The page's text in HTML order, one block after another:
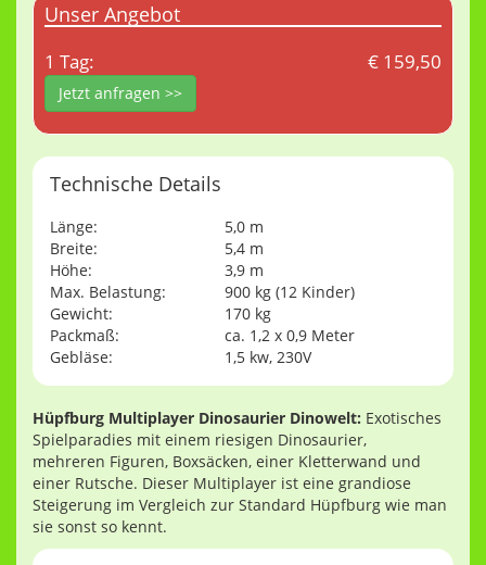
Unser Angebot
1 Tag: € 159,50
Jetzt anfragen >>
Technische Details
Länge:
5,0 m
Breite:
5,4 m
Höhe:
3,9 m
Max. Belastung:
900 kg (12 Kinder)
Gewicht:
170 kg
Packmaß:
ca. 1,2 x 0,9 Meter
Gebläse:
1,5 kw, 230V
Hüpfburg Multiplayer Dinosaurier Dinowelt: Exotisches
Spielparadies mit einem riesigen Dinosaurier,
mehreren Figuren, Boxsäcken, einer Kletterwand und
einer Rutsche. Dieser Multiplayer ist eine grandiose
Steigerung im Vergleich zur Standard Hüpfburg wie man
sie sonst so kennt.